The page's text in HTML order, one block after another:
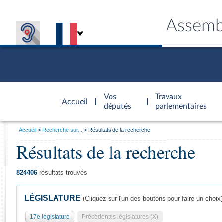
Accueil
d'accueil
Vos
députés
Travaux
parlementaires
Général
Vous
Accueil Recherche sur... Résultats de la recherche
Résultats de la recherche
824406 résultats trouvés
LÉGISLATURE (Cliquez sur l'un des boutons pour faire un choix)
17e législature Précédentes législatures (X)